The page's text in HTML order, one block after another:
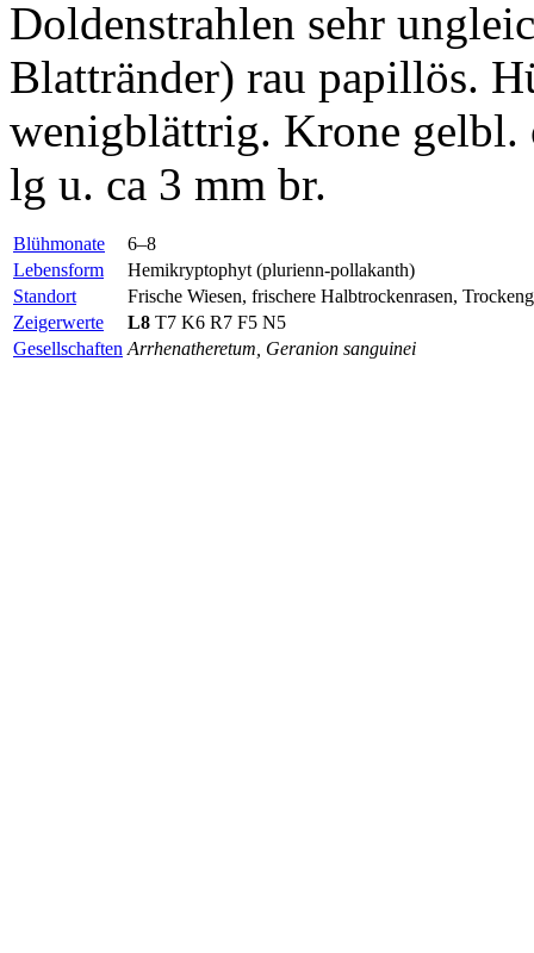
Doldenstrahlen sehr
Blattränder) rau papillös.
wenigblättrig. Krone
lg u. ca 3 mm br.
Blühmonate
6–8
Lebensform
Hemikryptophyt (plurienn-pollakanth)
Standort
Frische Wiesen, frischere Halbtrockenrasen,
Zeigerwerte
L8 T7 K6 R7 F5 N5
Gesellschaften Arrhenatheretum, Geranion sanguinei